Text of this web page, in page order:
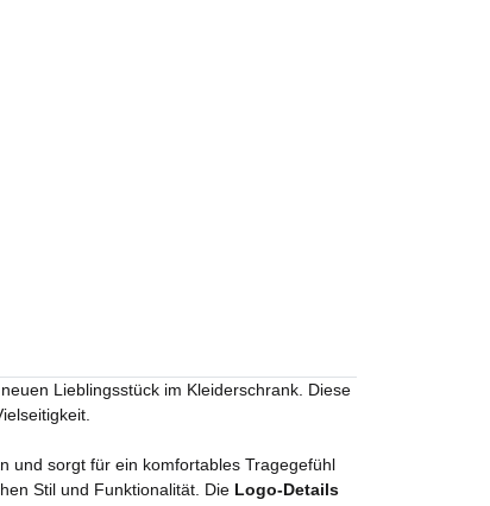
Lieblingsstück im Kleiderschrank. Diese
und sorgt für ein komfortables Tragegefühl
Stil und Funktionalität. Die Logo-Details